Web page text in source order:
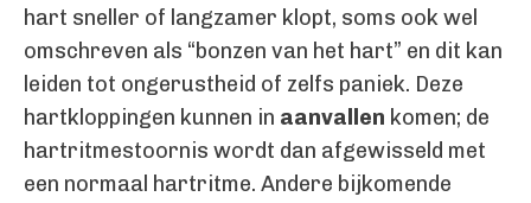
hart sneller of langzamer klopt, soms ook wel
omschreven als “bonzen van het hart” en dit kan
leiden tot ongerustheid of zelfs paniek. Deze
hartkloppingen kunnen in aanvallen komen; de
hartritmestoornis wordt dan afgewisseld met
een normaal hartritme. Andere bijkomende